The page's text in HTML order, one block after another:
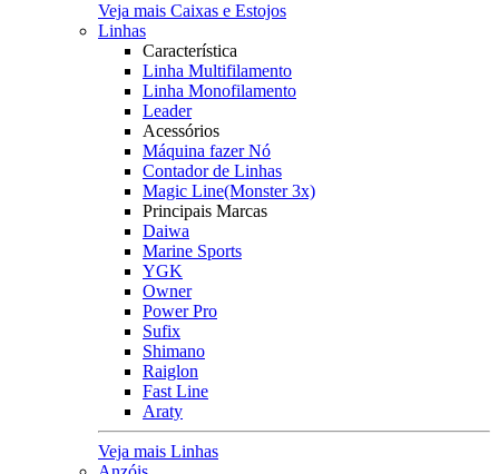
Veja mais Caixas e Estojos
Linhas
Característica
Linha Multifilamento
Linha Monofilamento
Leader
Acessórios
Máquina fazer Nó
Contador de Linhas
Magic Line(Monster 3x)
Principais Marcas
Daiwa
Marine Sports
YGK
Owner
Power Pro
Sufix
Shimano
Raiglon
Fast Line
Araty
Veja mais Linhas